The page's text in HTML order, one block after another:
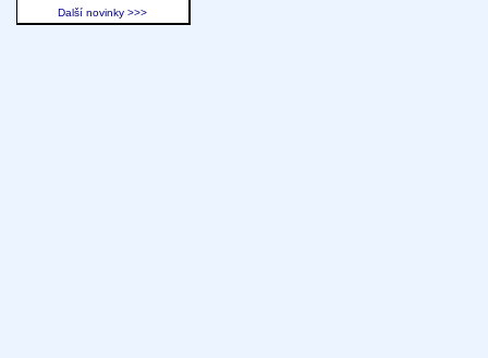
Další novinky >>>